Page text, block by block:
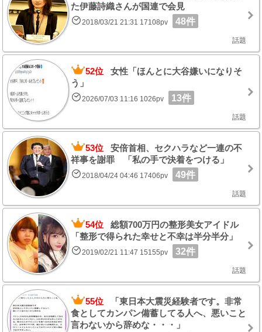
た伊藤詩織さんが国連で会見
2018/03/21 21:31 17108pv 48件
話題
52位 女性「ほんとに大谷嫌いになりそ
う」
2026/07/03 11:16 1026pv 13件
話題
53位 安倍首相、セクハラなど一連の不
祥事を謝罪 「私の手で決着をつける」
2018/04/24 04:46 17406pv 49件
話題
54位 総額700万円の整形美女アイドル
「整形で得られた幸せと不幸は半分半分」
2019/02/21 11:47 15155pv 32件
話題
55位 「東日本大震災経験者です。非常
食としてカンパン備蓄してる人へ、悪いこと
言わないから辞めな・・・」